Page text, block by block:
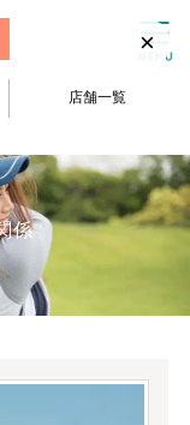
店舗一覧
係
×